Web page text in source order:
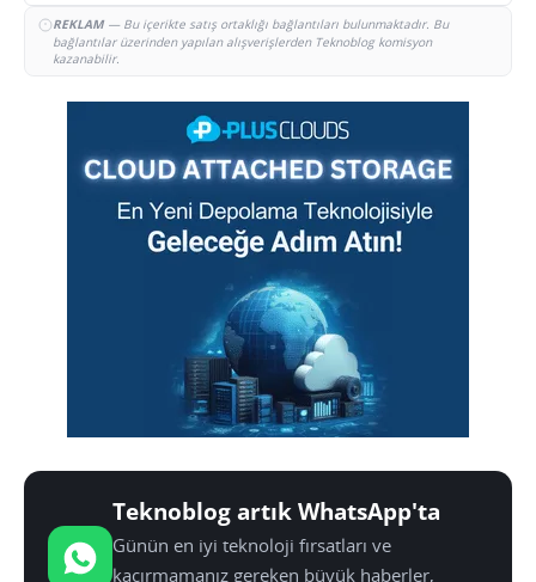
REKLAM— Bu içerikte satış ortaklığı bağlantıları bulunmaktadır. Bu
bağlantılar üzerinden yapılan alışverişlerden Teknoblog komisyon
kazanabilir.
Teknoblog artık WhatsApp'ta
Günün en iyi teknoloji fırsatları ve
kaçırmamanız gereken büyük haberler,